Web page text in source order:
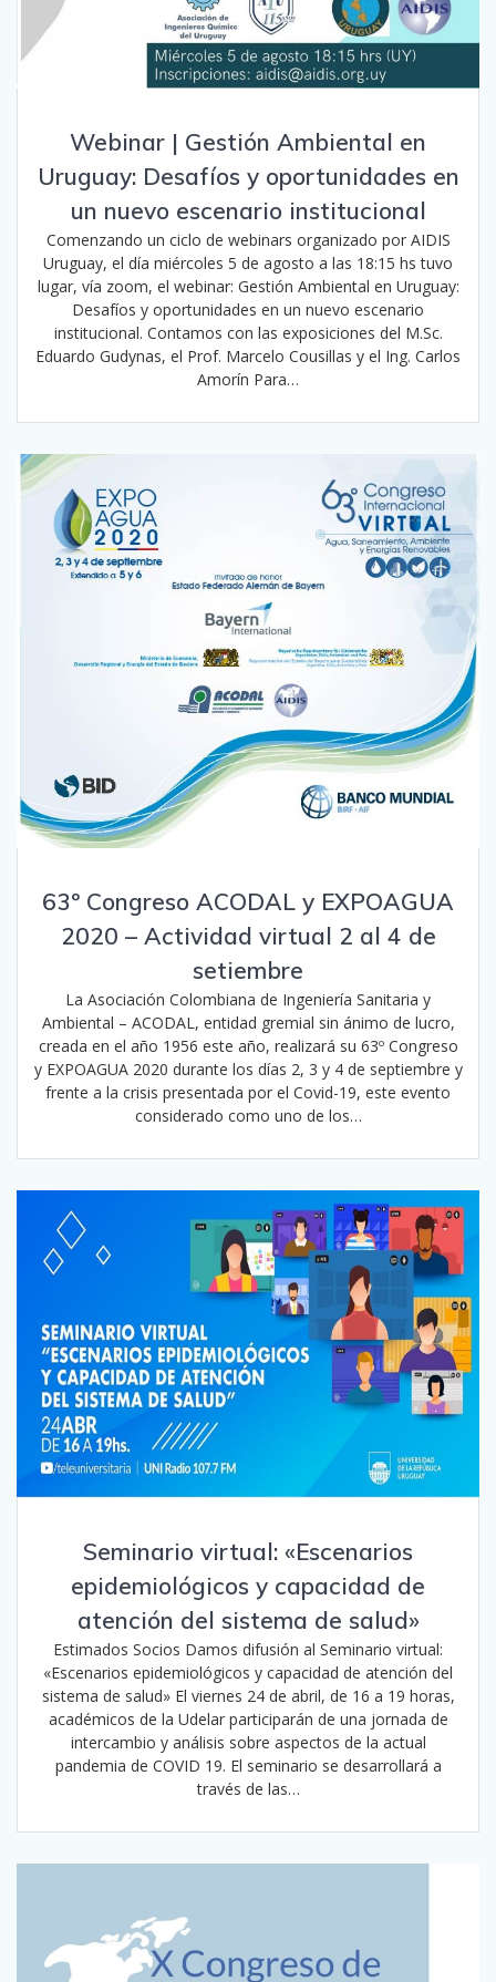
Webinar | Gestión Ambiental en
Uruguay: Desafíos y oportunidades en
un nuevo escenario institucional
Comenzando un ciclo de webinars organizado por AIDIS
Uruguay, el día miércoles 5 de agosto a las 18:15 hs tuvo
lugar, vía zoom, el webinar: Gestión Ambiental en Uruguay:
Desafíos y oportunidades en un nuevo escenario
institucional. Contamos con las exposiciones del M.Sc.
Eduardo Gudynas, el Prof. Marcelo Cousillas y el Ing. Carlos
Amorín Para…
63º Congreso ACODAL y EXPOAGUA
2020 – Actividad virtual 2 al 4 de
setiembre
La Asociación Colombiana de Ingeniería Sanitaria y
Ambiental – ACODAL, entidad gremial sin ánimo de lucro,
creada en el año 1956 este año, realizará su 63º Congreso
y EXPOAGUA 2020 durante los días 2, 3 y 4 de septiembre y
frente a la crisis presentada por el Covid-19, este evento
considerado como uno de los…
Seminario virtual: «Escenarios
epidemiológicos y capacidad de
atención del sistema de salud»
Estimados Socios Damos difusión al Seminario virtual:
«Escenarios epidemiológicos y capacidad de atención del
sistema de salud» El viernes 24 de abril, de 16 a 19 horas,
académicos de la Udelar participarán de una jornada de
intercambio y análisis sobre aspectos de la actual
pandemia de COVID 19. El seminario se desarrollará a
través de las…